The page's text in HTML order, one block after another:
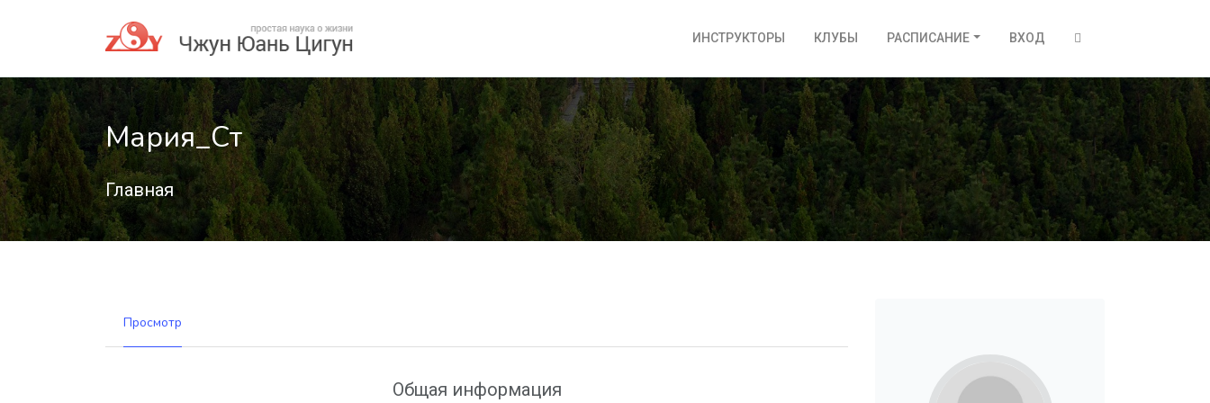
ИНСТРУКТОРЫ КЛУБЫ РАСПИСАНИЕ ВХОД
Мария_Ст
Главная
Просмотр
Общая информация